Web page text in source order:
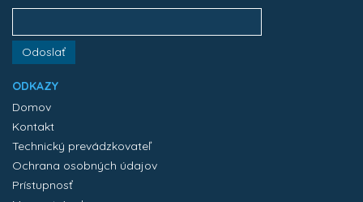
Odoslať
ODKAZY
Domov
Kontakt
Technický prevádzkovateľ
Ochrana osobných údajov
Prístupnosť